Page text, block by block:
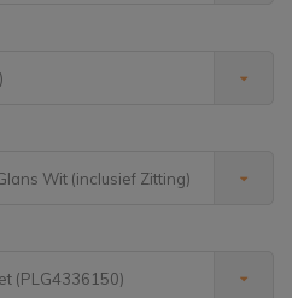
Wit (inclusief Zitting)
(PLG4336150)